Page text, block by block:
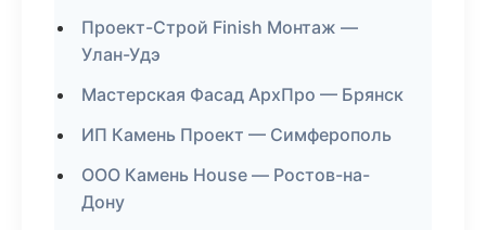
Проект-Строй Finish Монтаж —
Улан-Удэ
Мастерская Фасад АрхПро — Брянск
ИП Камень Проект — Симферополь
ООО Камень House — Ростов-на-
Дону